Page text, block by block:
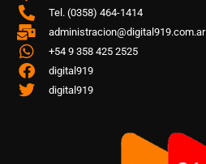
Tel. (0358) 464-1414
administracion@digital919.com.ar
+54 9 358 425 2525
digital919
digital919